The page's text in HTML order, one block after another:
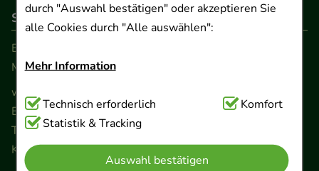
durch "Auswahl bestätigen" oder akzeptieren Sie
alle Cookies durch "Alle auswählen":
Mehr Information
Technisch Notwendig:Hierbei handelt es sich um
Cookies, die für die Grundfunktionen unserer
Website notwendig sind (z.B. Navigation,
Warenkorb, Kundenkonto), weshalb auf diese nicht
Technisch erforderlich
Komfort
Statistik & Tracking
Auswahl bestätigen
So erreichen Sie uns
Beratung und Kundenservice:
Montag - Freitag von 9.00 bis 17.00 Uhr
www.ApoSalis.de
Ernst-August-Platz 2 · 30159 Hannover
Telefon 0511 89 71 80 0 · Fax 0511 89 71 80 11
Kontaktformular